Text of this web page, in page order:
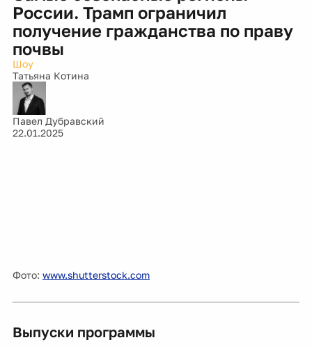
России. Трамп ограничил
получение гражданства по праву
почвы
Шоу
Татьяна Котина
Павел Дубравский
22.01.2025
Фото: www.shutterstock.com
Выпуски программы